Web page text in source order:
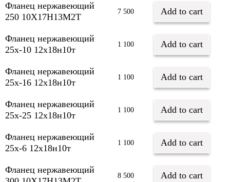
Фланец нержавеющий
250 10Х17Н13М2Т
7 500 Add to cart
Фланец нержавеющий
25х-10 12х18н10т
1 100 Add to cart
Фланец нержавеющий
25х-16 12х18н10т
1 100 Add to cart
Фланец нержавеющий
25х-25 12х18н10т
1 100 Add to cart
Фланец нержавеющий
25х-6 12х18н10т
1 100 Add to cart
Фланец нержавеющий
8 500 Add to cart